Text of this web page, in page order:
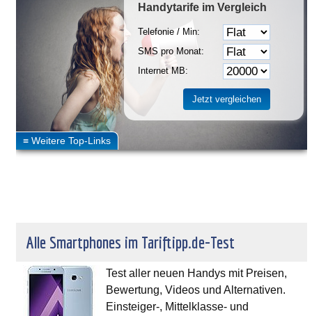
Handytarife im Vergleich
Telefonie / Min:
SMS pro Monat:
Internet MB:
Alle Smartphones im Tariftipp.de-Test
Test aller neuen Handys mit Preisen,
Bewertung, Videos und Alternativen.
Einsteiger-, Mittelklasse- und